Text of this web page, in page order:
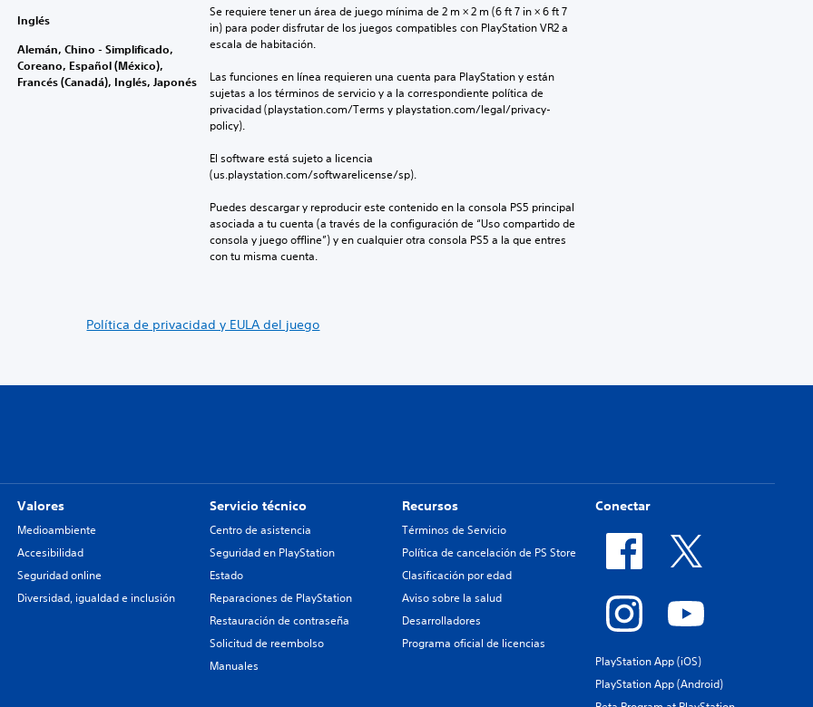
Inglés
Alemán, Chino - Simplificado,
Coreano, Español (México),
Francés (Canadá), Inglés, Japonés
Se requiere tener un área de juego mínima de 2 m × 2 m (6 ft 7 in × 6 ft 7
in) para poder disfrutar de los juegos compatibles con PlayStation VR2 a
escala de habitación.
Las funciones en línea requieren una cuenta para PlayStation y están
sujetas a los términos de servicio y a la correspondiente política de
privacidad (playstation.com/Terms y playstation.com/legal/privacy-
policy).
El software está sujeto a licencia
(us.playstation.com/softwarelicense/sp).
Puedes descargar y reproducir este contenido en la consola PS5 principal
asociada a tu cuenta (a través de la configuración de “Uso compartido de
consola y juego offline”) y en cualquier otra consola PS5 a la que entres
con tu misma cuenta.
Política de privacidad y EULA del juego
Valores
Medioambiente
Accesibilidad
Seguridad online
Diversidad, igualdad e inclusión
Servicio técnico
Centro de asistencia
Seguridad en PlayStation
Estado
Reparaciones de PlayStation
Restauración de contraseña
Solicitud de reembolso
Manuales
Recursos
Términos de Servicio
Política de cancelación de PS Store
Clasificación por edad
Aviso sobre la salud
Desarrolladores
Programa oficial de licencias
Conectar
PlayStation App (iOS)
PlayStation App (Android)